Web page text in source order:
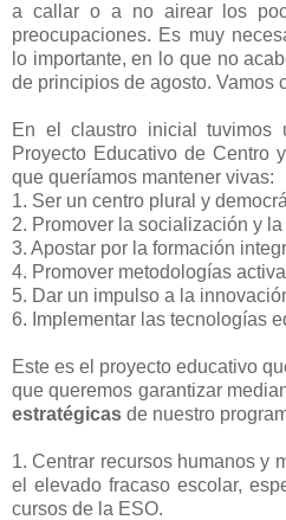
a callar o a no airear los
preocupaciones. Es muy
lo importante, en lo que no
de principios de agosto. Vamos
En el claustro inicial tuvimos
Proyecto Educativo de Centro
que queríamos mantener vivas:
1. Ser un centro plural y
2. Promover la socialización y
3. Apostar por la formación
4. Promover metodologías
5. Dar un impulso a la
6. Implementar las tecnologías
Este es el proyecto educativo
que queremos garantizar
estratégicas de nuestro
1. Centrar recursos humanos y
el elevado fracaso escolar,
cursos de la ESO.